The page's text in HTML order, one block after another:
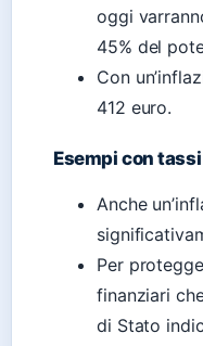
oggi
45% del
Con
412 euro.
Esempi con
Anche
Per
finanziari
di Stato